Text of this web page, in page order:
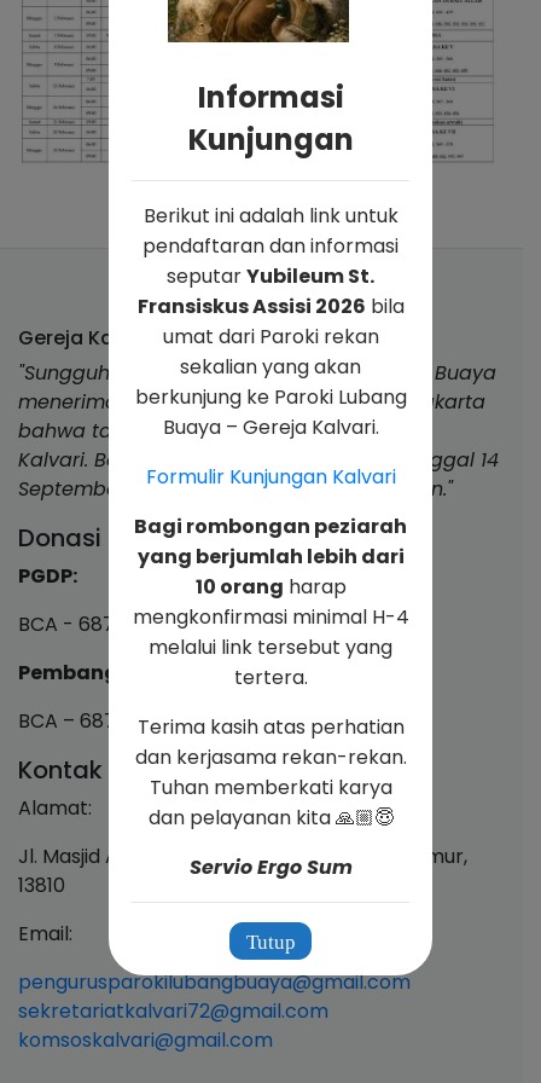
Gereja Kalvari Lubang Buaya
"Sungguh indah karya Allah umat Lubang Buaya
menerima dekrit dari Keuskupan Agung Jakarta
bahwa tanggal 1 Juli 1995 berdirilah Paroki
Kalvari. Berkat penyelenggaraan Allah tanggal 14
September 2024, Gereja Kalvari ditahbiskan."
Donasi & Kolekte
PGDP:
BCA - 687 1077 999
Pembangunan & Pemeliharaan:
BCA – 687 1077 808
Kontak
Alamat:
Jl. Masjid Al Umar, Lubang Buaya, Jakarta Timur,
13810
Email:
pengurusparokilubangbuaya@gmail.com
sekretariatkalvari72@gmail.com
komsoskalvari@gmail.com
Informasi
Kunjungan
Berikut ini adalah link untuk
pendaftaran dan informasi
seputarYubileum St.
Fransiskus Assisi 2026 bila
umat dari Paroki rekan
sekalian yang akan
berkunjung ke Paroki Lubang
Buaya – Gereja Kalvari.
Formulir Kunjungan Kalvari
Bagi rombongan peziarah
yang berjumlah lebih dari
10 orang harap
mengkonfirmasi minimal H-4
melalui link tersebut yang
tertera.
Terima kasih atas perhatian
dan kerjasama rekan-rekan.
Tuhan memberkati karya
dan pelayanan kita 🙏🏼😇
Servio Ergo Sum
Tutup